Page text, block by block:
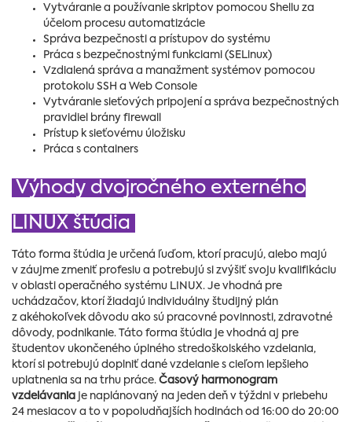
Vytváranie a používanie skriptov pomocou Shellu za
účelom procesu automatizácie
Správa bezpečnosti a prístupov do systému
Práca s bezpečnostnými funkciami (SELinux)
Vzdialená správa a manažment systémov pomocou
protokolu SSH a Web Console
Vytváranie sieťových pripojení a správa bezpečnostných
pravidiel brány firewall
Prístup k sieťovému úložisku
Práca s containers
Výhody dvojročného externého
LINUX štúdia
Táto forma štúdia je určená ľuďom, ktorí pracujú, alebo majú
v záujme zmeniť profesiu a potrebujú si zvýšiť svoju kvalifikáciu
v oblasti operačného systému LINUX. Je vhodná pre
uchádzačov, ktorí žiadajú individuálny študijný plán
z akéhokoľvek dôvodu ako sú pracovné povinnosti, zdravotné
dôvody, podnikanie. Táto forma štúdia je vhodná aj pre
študentov ukončeného úplného stredoškolského vzdelania,
ktorí si potrebujú doplniť dané vzdelanie s cieľom lepšieho
uplatnenia sa na trhu práce. Časový harmonogram
vzdelávania
je naplánovaný na jeden deň v týždni v priebehu
24 mesiacov a to v popoludňajších hodinách od 16:00 do 20:00